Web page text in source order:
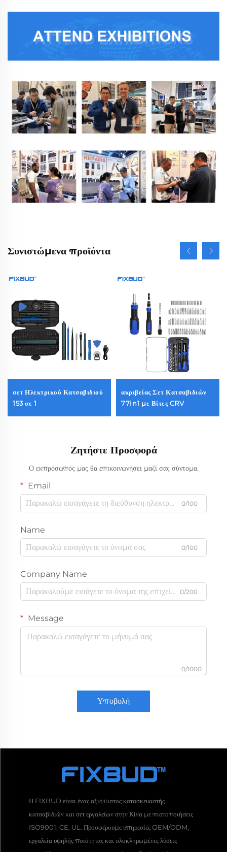
Συνιστώμενα προϊόντα
σετ Ηλεκτρικού Κατσαβιδιού
153 σε 1
ακριβείας Σετ Κατσαβιδιών
77in1 με Βίτες CRV
Ζητήστε Προσφορά
Ο εκπρόσωπός μας θα επικοινωνήσει μαζί σας σύντομα.
Email
0/100
Name
0/100
Company Name
0/200
Message
0/1000
Υποβολή
Η FIXBUD είναι ένας αξιόπιστος κατασκευαστής
κατσαβιδιών και σετ εργαλείων στην Κίνα με πιστοποιήσεις
ISO9001, CE, UL. Προσφέρουμε υπηρεσίες OEM/ODM,
εργαλεία υψηλής ποιότητας και ολοκληρωμένες λύσεις